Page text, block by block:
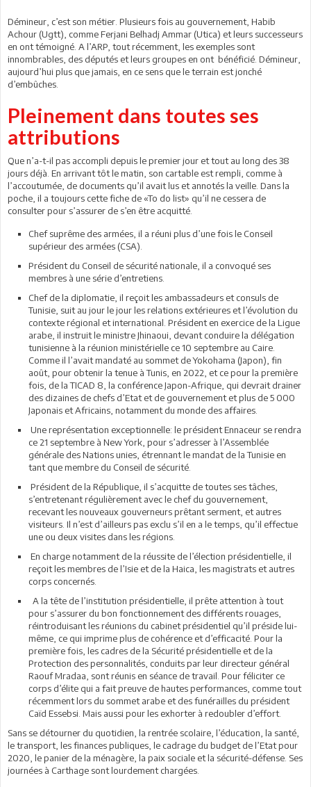
Démineur, c’est son métier. Plusieurs fois au gouvernement, Habib
Achour (Ugtt), comme Ferjani Belhadj Ammar (Utica) et leurs successeurs
en ont témoigné. A l’ARP, tout récemment, les exemples sont
innombrables, des députés et leurs groupes en ont bénéficié. Démineur,
aujourd’hui plus que jamais, en ce sens que le terrain est jonché
d’embûches.
Pleinement dans toutes ses
attributions
Que n’a-t-il pas accompli depuis le premier jour et tout au long des 38
jours déjà. En arrivant tôt le matin, son cartable est rempli, comme à
l’accoutumée, de documents qu’il avait lus et annotés la veille. Dans la
poche, il a toujours cette fiche de «To do list» qu’il ne cessera de
consulter pour s’assurer de s’en être acquitté.
Chef suprême des armées, il a réuni plus d’une fois le Conseil
supérieur des armées (CSA).
Président du Conseil de sécurité nationale, il a convoqué ses
membres à une série d’entretiens.
Chef de la diplomatie, il reçoit les ambassadeurs et consuls de
Tunisie, suit au jour le jour les relations extérieures et l’évolution du
contexte régional et international. Président en exercice de la Ligue
arabe, il instruit le ministre Jhinaoui, devant conduire la délégation
tunisienne à la réunion ministérielle ce 10 septembre au Caire.
Comme il l’avait mandaté au sommet de Yokohama (Japon), fin
août, pour obtenir la tenue à Tunis, en 2022, et ce pour la première
fois, de la TICAD 8, la conférence Japon-Afrique, qui devrait drainer
des dizaines de chefs d’Etat et de gouvernement et plus de 5 000
Japonais et Africains, notamment du monde des affaires.
Une représentation exceptionnelle: le président Ennaceur se rendra
ce 21 septembre à New York, pour s’adresser à l’Assemblée
générale des Nations unies, étrennant le mandat de la Tunisie en
tant que membre du Conseil de sécurité.
Président de la République, il s’acquitte de toutes ses tâches,
s’entretenant régulièrement avec le chef du gouvernement,
recevant les nouveaux gouverneurs prêtant serment, et autres
visiteurs. Il n’est d’ailleurs pas exclu s’il en a le temps, qu’il effectue
une ou deux visites dans les régions.
En charge notamment de la réussite de l’élection présidentielle, il
reçoit les membres de l’Isie et de la Haica, les magistrats et autres
corps concernés.
A la tête de l’institution présidentielle, il prête attention à tout
pour s’assurer du bon fonctionnement des différents rouages,
réintroduisant les réunions du cabinet présidentiel qu’il préside lui-
même, ce qui imprime plus de cohérence et d’efficacité. Pour la
première fois, les cadres de la Sécurité présidentielle et de la
Protection des personnalités, conduits par leur directeur général
Raouf Mradaa, sont réunis en séance de travail. Pour féliciter ce
corps d’élite qui a fait preuve de hautes performances, comme tout
récemment lors du sommet arabe et des funérailles du président
Caïd Essebsi. Mais aussi pour les exhorter à redoubler d’effort.
Sans se détourner du quotidien, la rentrée scolaire, l’éducation, la santé,
le transport, les finances publiques, le cadrage du budget de l’Etat pour
2020, le panier de la ménagère, la paix sociale et la sécurité-défense. Ses
journées à Carthage sont lourdement chargées.